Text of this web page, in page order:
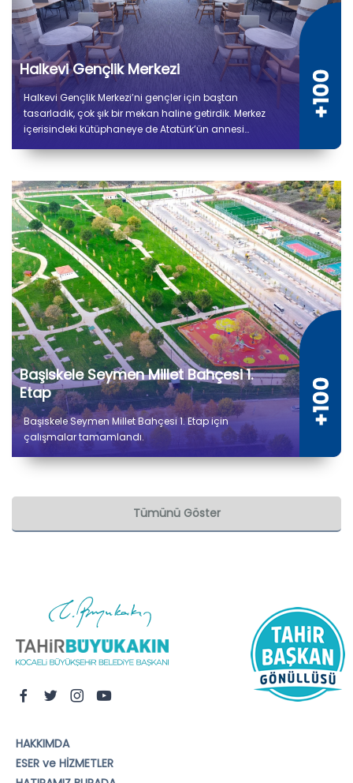
Halkevi Gençlik Merkezi
Halkevi Gençlik Merkezi’ni gençler için baştan
tasarladık, çok şık bir mekan haline getirdik. Merkez
içerisindeki kütüphaneye de Atatürk’ün annesi
Başiskele Seymen Millet Bahçesi 1.
Etap
Başiskele Seymen Millet Bahçesi 1. Etap için
çalışmalar tamamlandı.
Tümünü Göster
HAKKIMDA
ESER ve HİZMETLER